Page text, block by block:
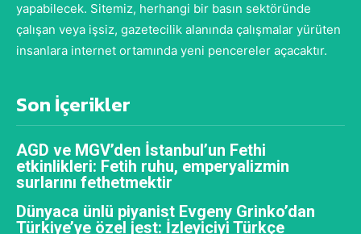
yapabilecek. Sitemiz, herhangi bir basın sektöründe
çalışan veya işsiz, gazetecilik alanında çalışmalar yürüten
insanlara internet ortamında yeni pencereler açacaktır.
Son İçerikler
AGD ve MGV’den İstanbul’un Fethi
etkinlikleri: Fetih ruhu, emperyalizmin
surlarını fethetmektir
Dünyaca ünlü piyanist Evgeny Grinko’dan
Türkiye’ye özel jest: İzleyiciyi Türkçe